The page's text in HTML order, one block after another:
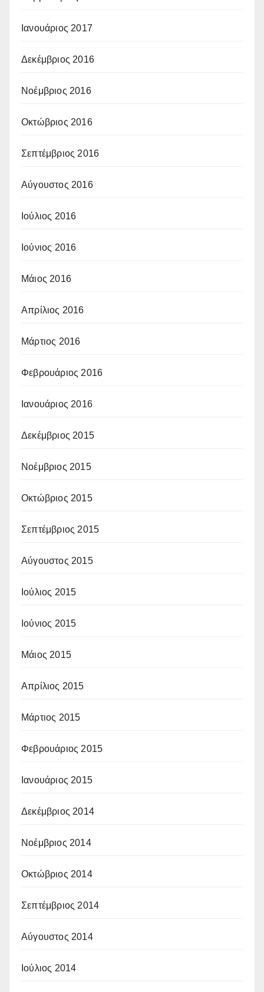
Ιανουάριος 2017
Δεκέμβριος 2016
Νοέμβριος 2016
Οκτώβριος 2016
Σεπτέμβριος 2016
Αύγουστος 2016
Ιούλιος 2016
Ιούνιος 2016
Μάιος 2016
Απρίλιος 2016
Μάρτιος 2016
Φεβρουάριος 2016
Ιανουάριος 2016
Δεκέμβριος 2015
Νοέμβριος 2015
Οκτώβριος 2015
Σεπτέμβριος 2015
Αύγουστος 2015
Ιούλιος 2015
Ιούνιος 2015
Μάιος 2015
Απρίλιος 2015
Μάρτιος 2015
Φεβρουάριος 2015
Ιανουάριος 2015
Δεκέμβριος 2014
Νοέμβριος 2014
Οκτώβριος 2014
Σεπτέμβριος 2014
Αύγουστος 2014
Ιούλιος 2014